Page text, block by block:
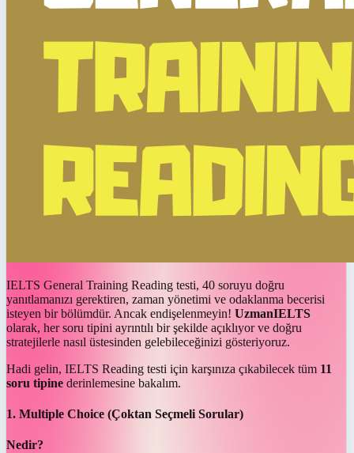
IELTS General Training Reading testi, 40 soruyu doğru
yanıtlamanızı gerektiren, zaman yönetimi ve odaklanma becerisi
isteyen bir bölümdür. Ancak endişelenmeyin! UzmanIELTS
olarak, her soru tipini ayrıntılı bir şekilde açıklıyor ve doğru
stratejilerle nasıl üstesinden gelebileceğinizi gösteriyoruz.
Hadi gelin, IELTS Reading testi için karşınıza çıkabilecek tüm 11
soru tipine derinlemesine bakalım.
1. Multiple Choice (Çoktan Seçmeli Sorular)
Nedir?